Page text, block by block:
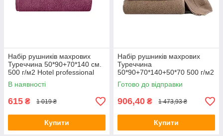
Набір рушників махрових
Туреччина 50*90+70*140 см.
500 г/м2 Hotel professional
Винно-рожевий
В наявності
615 ₴ 1 019 ₴
Купити
Набір рушників махрових
Туреччина
50*90+70*140+50*70 500 г/м2
Hotel professional Бежевий
Готово до відправки
906,40 ₴ 1 473,93 ₴
Купити